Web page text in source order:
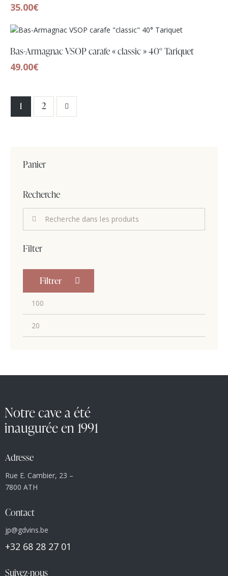
35.00€
Bas-Armagnac VSOP carafe « classic » 40° Tariquet
49.00€
1 2
→
Panier
Recherche
Filter
Filtrer
Notre cave a été
inaugurée en 1991
Adresse
Rue E. Cambier, 23 –
7800 ATH
Contact
jp@gdvins.be
+32 68 28 27 01
Suivez-nous